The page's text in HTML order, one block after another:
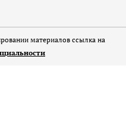
материалов ссылка на